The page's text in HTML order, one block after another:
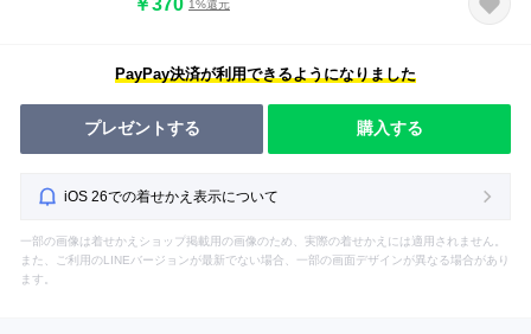
1%還元
PayPay決済が利用できるようになりました
プレゼントする 購入する
iOS 26での着せかえ表示について
一部の画像は着せかえショップ掲載用の画像のため、実際の着せかえには適用されません。
また、ご利用のLINEバージョンが最新でない場合、一部の画面デザインが異なる場合があり
ます。